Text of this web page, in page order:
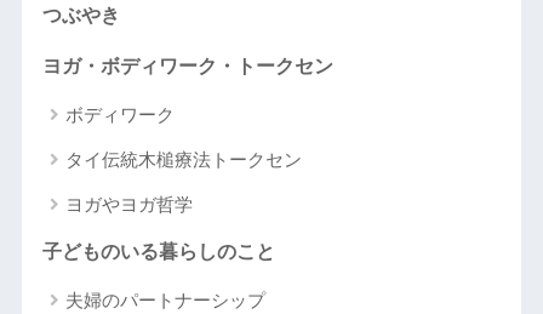
つぶやき
ヨガ・ボディワーク・トークセン
ボディワーク
タイ伝統木槌療法トークセン
ヨガやヨガ哲学
子どものいる暮らしのこと
夫婦のパートナーシップ